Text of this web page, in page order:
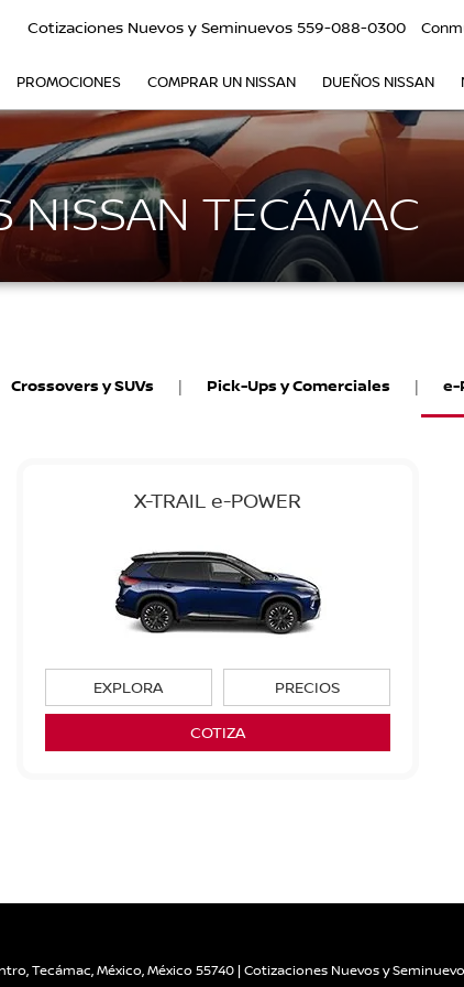
Cotizaciones Nuevos y Seminuevos 559-088-0300
PROMOCIONES COMPRAR UN NISSAN DUEÑOS NISSAN
NISSAN TECÁMAC
Crossovers y SUVs | Pick-Ups y Comerciales | e-
X-TRAIL e-POWER
EXPLORA PRECIOS
COTIZA
Tecámac,México,México 55740 | Cotizaciones Nuevos y